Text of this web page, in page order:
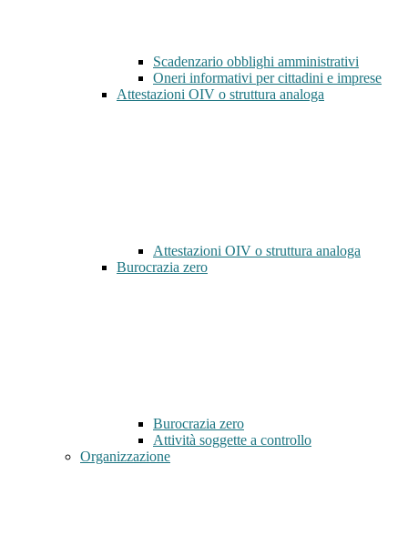
Scadenzario obblighi amministrativi
Oneri informativi per cittadini e imprese
Attestazioni OIV o struttura analoga
Attestazioni OIV o struttura analoga
Burocrazia zero
Burocrazia zero
Attività soggette a controllo
Organizzazione